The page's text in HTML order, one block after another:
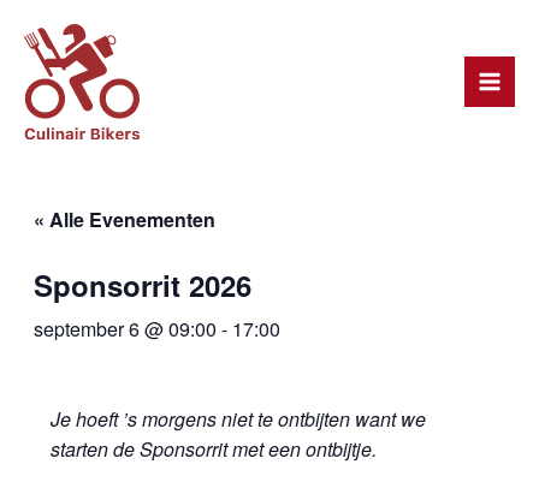
naar
inhoud
« Alle Evenementen
Sponsorrit 2026
september 6 @ 09:00 - 17:00
Je hoeft ’s morgens niet te ontbijten want we
starten de Sponsorrit met een ontbijtje.